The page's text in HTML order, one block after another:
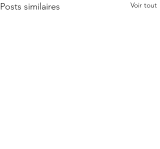
Posts similaires Voir tout